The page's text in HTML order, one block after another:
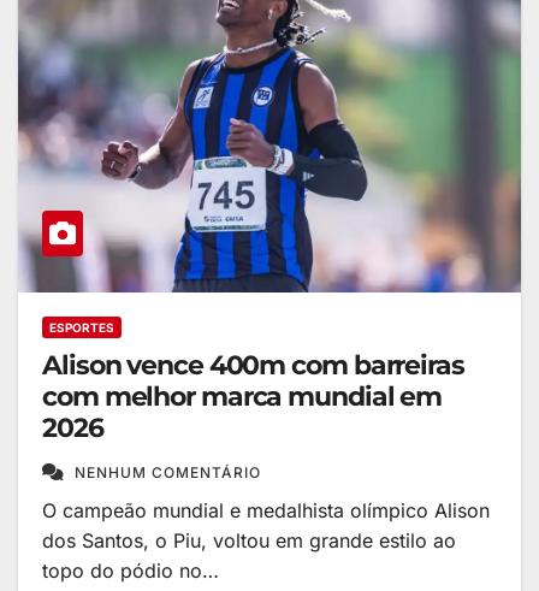
ESPORTES
Alison vence 400m com barreiras
com melhor marca mundial em
2026
NENHUM COMENTÁRIO
O campeão mundial e medalhista olímpico Alison
dos Santos, o Piu, voltou em grande estilo ao
topo do pódio no…